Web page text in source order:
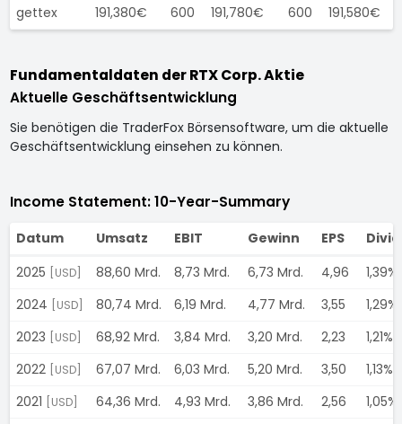
gettex 191,380€ 600 191,780€ 600 191,580€
Fundamentaldaten der RTX Corp. Aktie
Aktuelle Geschäftsentwicklung
Sie benötigen die TraderFox Börsensoftware, um die aktuelle
Geschäftsentwicklung einsehen zu können.
Income Statement: 10-Year-Summary
Datum Umsatz EBIT Gewinn EPS
2025
[USD] 88,60 Mrd. 8,73 Mrd. 6,73 Mrd. 4,96
1,39%
2024
[USD] 80,74 Mrd. 6,19 Mrd. 4,77 Mrd. 3,55
1,29%
2023
[USD] 68,92 Mrd. 3,84 Mrd. 3,20 Mrd. 2,23
1,21%
2022
[USD] 67,07 Mrd. 6,03 Mrd. 5,20 Mrd. 3,50
1,13%
2021
[USD] 64,36 Mrd. 4,93 Mrd. 3,86 Mrd. 2,56
1,05%